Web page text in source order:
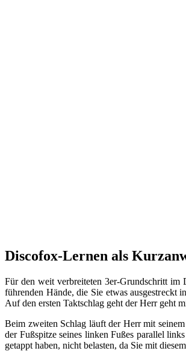
Discofox-Lernen als
Für den weit verbreiteten 3er-Grundschritt im
führenden Hände, die Sie etwas
Auf den ersten Taktschlag geht der Herr geht
Beim zweiten Schlag läuft der Herr mit
der Fußspitze seines linken Fußes parallel
getappt haben, nicht belasten, da Sie mit